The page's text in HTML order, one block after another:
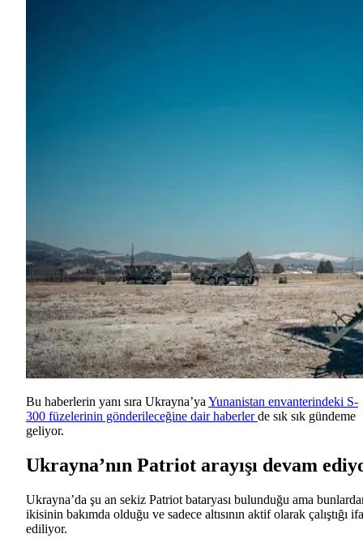
Bu haberlerin yanı sıra Ukrayna’ya Yunanistan envanterindeki S-
300 füzelerinin gönderileceğine dair haberlerde sık sık gündeme
geliyor.
Ukrayna’nın Patriot arayışı devam
Ukrayna’da şu an sekiz Patriot bataryası bulunduğu ama
ikisinin bakımda olduğu ve sadece altısının aktif olarak çalıştığı
ediliyor.